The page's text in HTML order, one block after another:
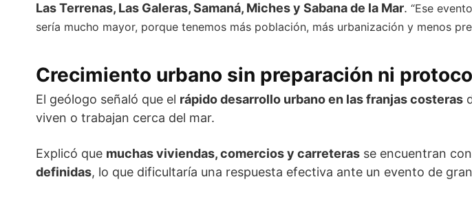
Las Terrenas, Las Galeras, Samaná, Miches y Sabana de la Mar. “Ese
sería mucho mayor, porque tenemos más población, más urbanización y menos
Crecimiento urbano sin preparación ni
El geólogo señaló que el rápido desarrollo urbano en las franjas costeras
viven o trabajan cerca del mar.
Explicó que muchas viviendas, comercios y carreteras se encuentran
definidas, lo que dificultaría una respuesta efectiva ante un evento de